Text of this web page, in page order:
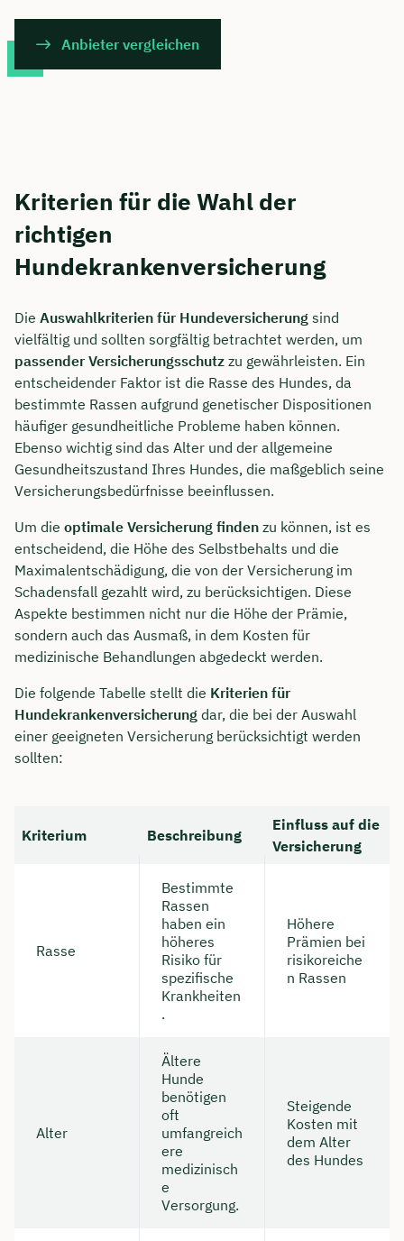
Anbieter vergleichen
Kriterien für die Wahl der
richtigen
Hundekrankenversicherung
Die Auswahlkriterien für Hundeversicherung sind
vielfältig und sollten sorgfältig betrachtet werden, um
passender Versicherungsschutz zu gewährleisten. Ein
entscheidender Faktor ist die Rasse des Hundes, da
bestimmte Rassen aufgrund genetischer Dispositionen
häufiger gesundheitliche Probleme haben können.
Ebenso wichtig sind das Alter und der allgemeine
Gesundheitszustand Ihres Hundes, die maßgeblich seine
Versicherungsbedürfnisse beeinflussen.
Um die optimale Versicherung finden zu können, ist es
entscheidend, die Höhe des Selbstbehalts und die
Maximalentschädigung, die von der Versicherung im
Schadensfall gezahlt wird, zu berücksichtigen. Diese
Aspekte bestimmen nicht nur die Höhe der Prämie,
sondern auch das Ausmaß, in dem Kosten für
medizinische Behandlungen abgedeckt werden.
Die folgende Tabelle stellt die Kriterien für
Hundekrankenversicherung dar, die bei der Auswahl
einer geeigneten Versicherung berücksichtigt werden
sollten:
Kriterium Beschreibung
Einfluss auf die
Versicherung
Rasse
Bestimmte
Rassen
haben ein
höheres
Risiko für
spezifische
Krankheiten
.
Höhere
Prämien bei
risikoreiche
n Rassen
Alter
Ältere
Hunde
benötigen
oft
umfangreich
ere
medizinisch
e
Versorgung.
Steigende
Kosten mit
dem Alter
des Hundes